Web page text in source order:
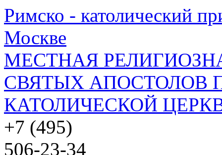
Римско - католический
Москве
МЕСТНАЯ
СВЯТЫХ АПОСТОЛОВ
КАТОЛИЧЕСКОЙ
+7 (495)
506-23-34